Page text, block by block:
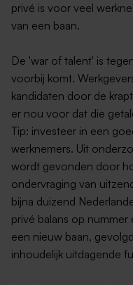
privé is voor veel
van een baan.
De 'war of talent' is
voorbij komt.
kandidaten door de
er nou voor dat die
Tip: investeer in een
werknemers. Uit
wordt gevonden door
ondervraging van
bijna duizend
privé balans op
een nieuw baan,
inhoudelijk uitdagende